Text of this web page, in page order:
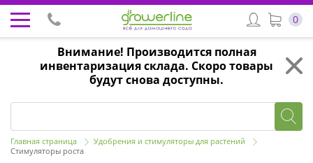
Внимание! Производится полная
инвентаризация склада. Скоро товары
будут снова доступны.
0
Главная страница
Удобрения и стимуляторы для растений
Стимуляторы роста